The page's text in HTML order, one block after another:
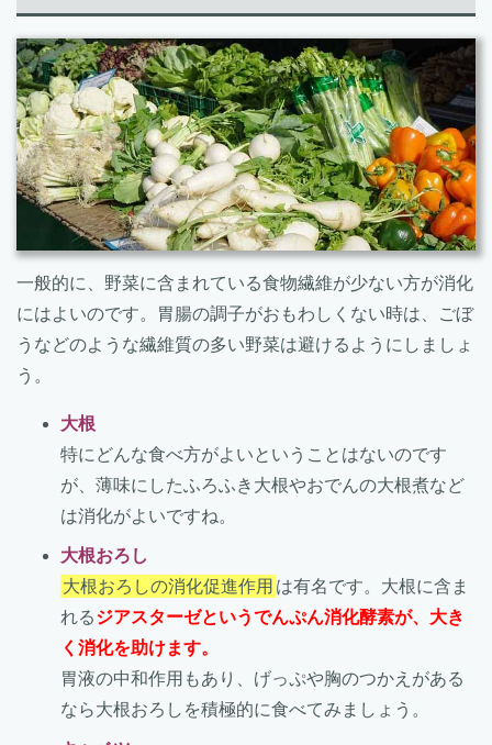
一般的に、野菜に含まれている食物繊維が少ない方が消化
にはよいのです。胃腸の調子がおもわしくない時は、ごぼ
うなどのような繊維質の多い野菜は避けるようにしましょ
う。
大根
特にどんな食べ方がよいということはないのです
が、薄味にしたふろふき大根やおでんの大根煮など
は消化がよいですね。
大根おろし
大根おろしの消化促進作用 は有名です。大根に含ま
れるジアスターゼというでんぷん消化酵素が、大き
く消化を助けます。
胃液の中和作用もあり、げっぷや胸のつかえがある
なら大根おろしを積極的に食べてみましょう。